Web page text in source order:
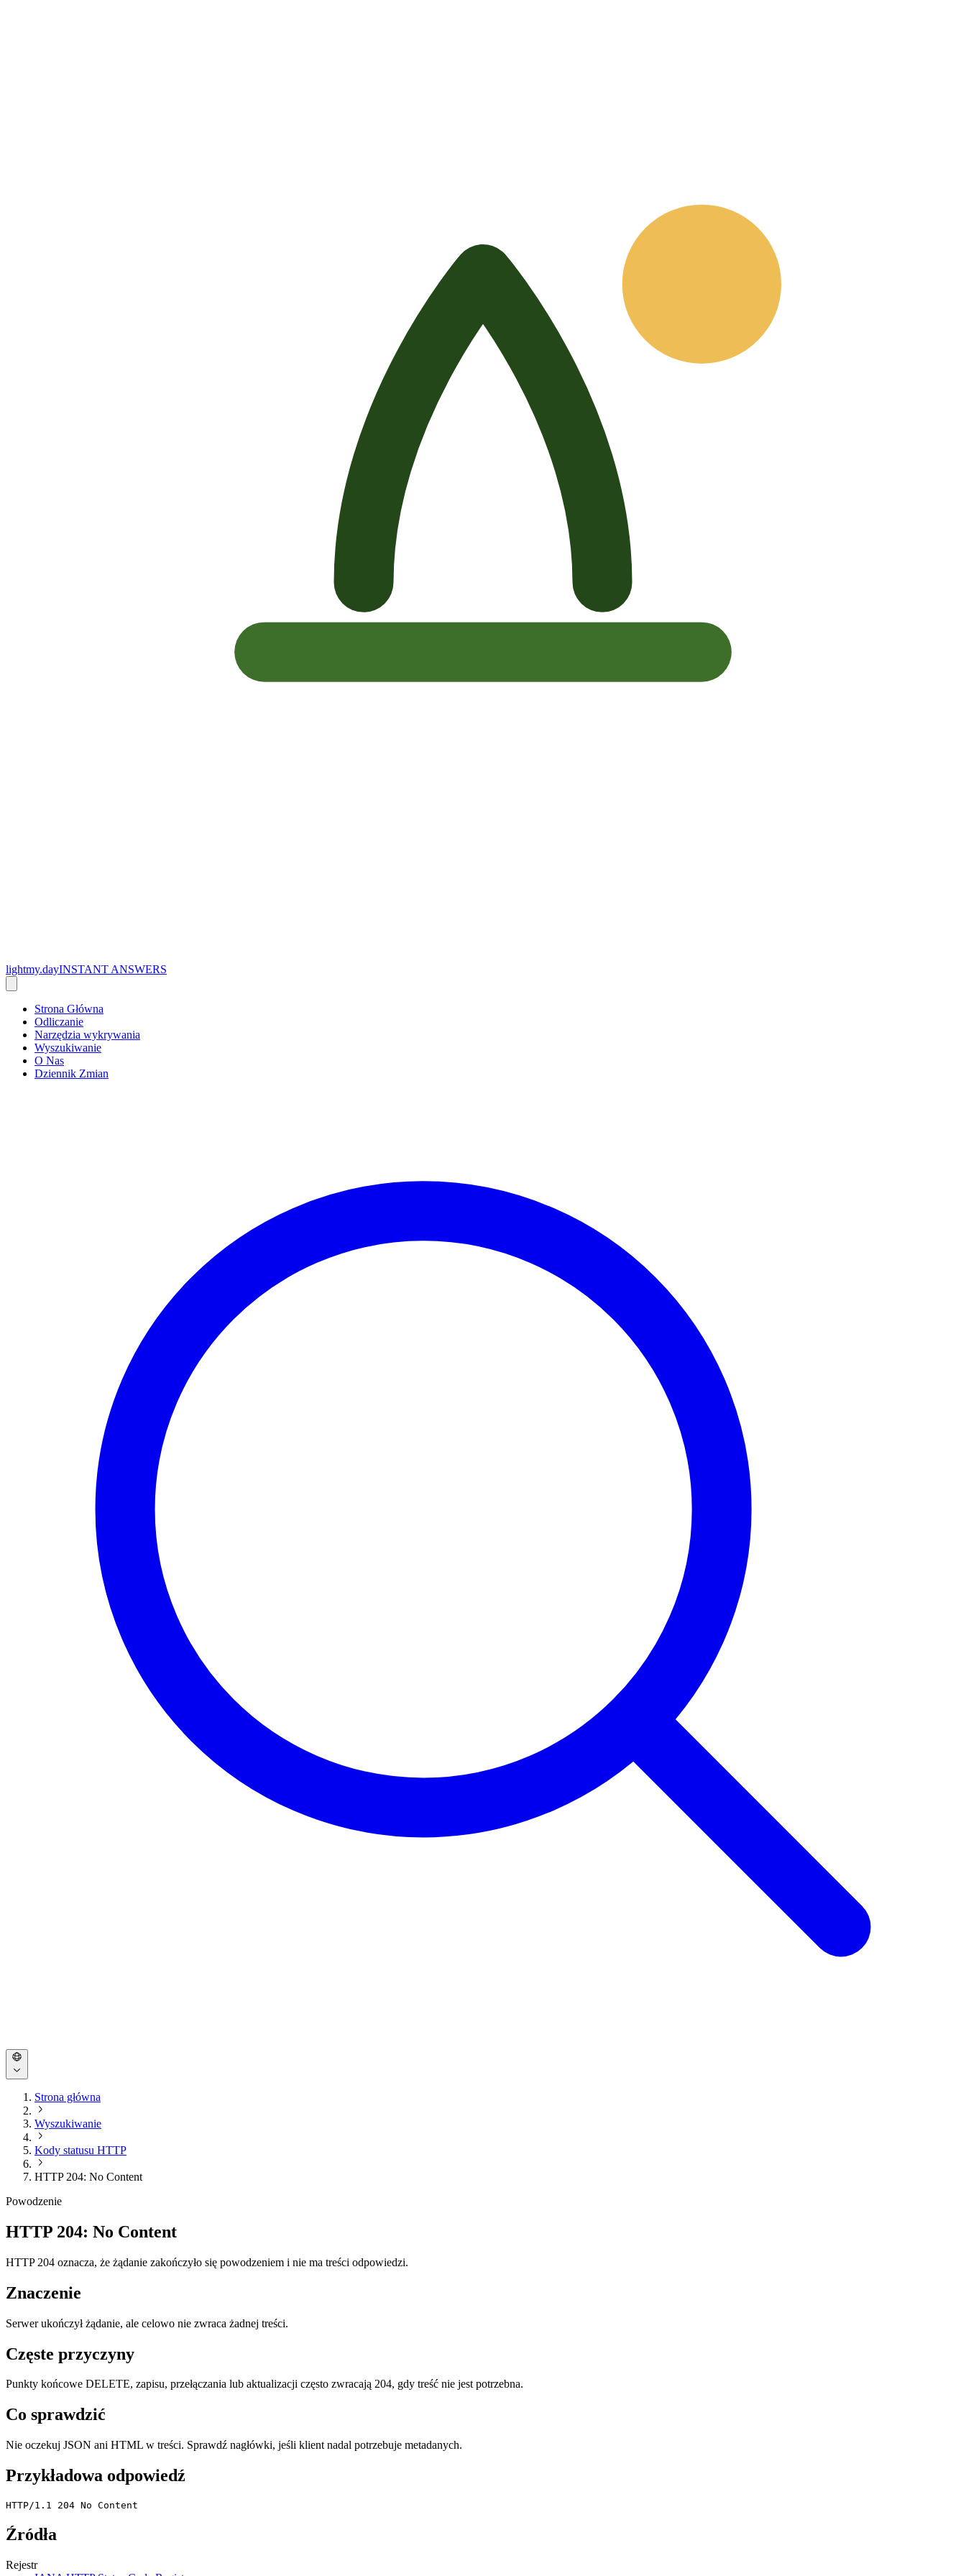
lightmy.dayINSTANT ANSWERS
Strona Główna
Odliczanie
Narzędzia wykrywania
Wyszukiwanie
O Nas
Dziennik Zmian
Strona główna
Wyszukiwanie
Kody statusu HTTP
HTTP 204: No Content
Powodzenie
HTTP 204: No Content
HTTP 204 oznacza, że żądanie zakończyło się powodzeniem i nie ma treści odpowiedzi.
Znaczenie
Serwer ukończył żądanie, ale celowo nie zwraca żadnej treści.
Częste przyczyny
Punkty końcowe DELETE, zapisu, przełączania lub aktualizacji często zwracają 204, gdy treść nie jest potrzebna.
Co sprawdzić
Nie oczekuj JSON ani HTML w treści. Sprawdź nagłówki, jeśli klient nadal potrzebuje metadanych.
Przykładowa odpowiedź
HTTP/1.1 204 No Content
Źródła
Rejestr